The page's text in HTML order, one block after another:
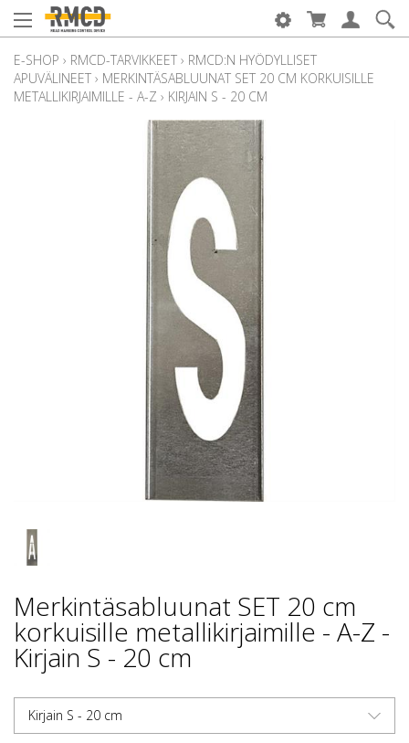
E-SHOP › RMCD-TARVIKKEET › RMCD:N HYÖDYLLISET
APUVÄLINEET › MERKINTÄSABLUUNAT SET 20 CM KORKUISILLE
METALLIKIRJAIMILLE - A-Z › KIRJAIN S - 20 CM
Merkintäsabluunat SET 20 cm
korkuisille metallikirjaimille - A-Z -
Kirjain S - 20 cm
Kirjain S - 20 cm